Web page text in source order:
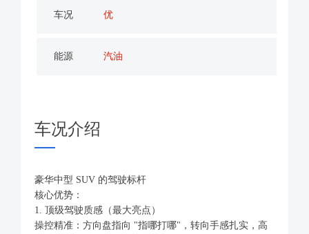
车况 优
能源 汽油
车况介绍
豪华中型 SUV 的驾驶标杆
核心优势：
1. 顶级驾驶质感（最大亮点）
操控精准：方向盘指向 "指哪打哪"，转向手感扎实，高